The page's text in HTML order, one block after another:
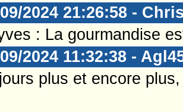
2024 21:26:58 -
: La gourmandise
2024 11:32:38 -
plus et encore